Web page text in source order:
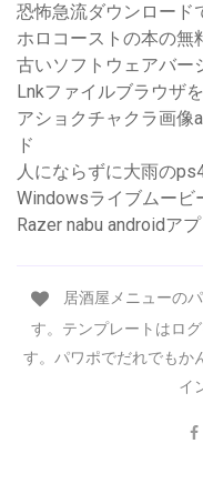
恐怖急流ダウンロード
ホロコーストの本の無
古いソフトウェアバー
Lnkファイルブラウザ
アショクチャクラ画像
ド
人にならずに大雨の
Windowsライブムービ
Razer nabu androidア
居酒屋メニューの
す。テンプレートはロ
す。パワポでだれでもか
イ